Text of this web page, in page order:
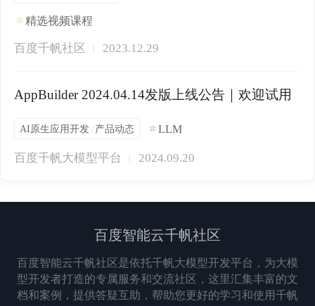
精选视频课程
百度千帆社区 2023.12.29
AppBuilder 2024.04.14发版上线公告｜欢迎试用
AI原生应用开发 / 产品动态 LLM
百度千帆大模型平台 2024.09.20
百度智能云千帆社区
百度智能云千帆社区是依托千帆大模型开发平台，为大模
型开发者打造的专属服务和交流社区，这里汇集丰富的文
档和案例，提供答疑互助，帮助您更好的学习和使用千帆